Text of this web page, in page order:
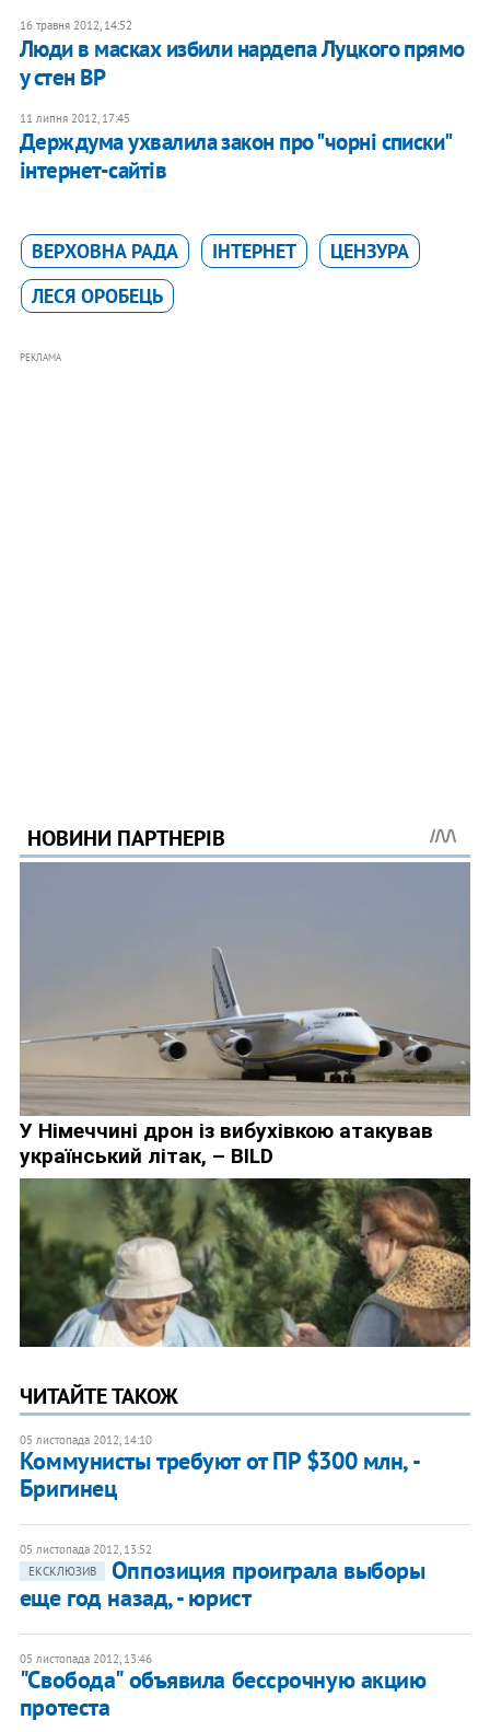
16 травня 2012, 14:52
Люди в масках избили нардепа Луцкого прямо
у стен ВР
11 липня 2012, 17:45
Держдума ухвалила закон про "чорні списки"
інтернет-сайтів
ВЕРХОВНА РАДА ІНТЕРНЕТ
ЦЕНЗУРА
ЛЕСЯ ОРОБЕЦЬ
РЕКЛАМА
ЧИТАЙТЕ ТАКОЖ
05 листопада 2012, 14:10
Коммунисты требуют от ПР $300 млн, -
Бригинец
05 листопада 2012, 13:52
ЕКСКЛЮЗИВ
Оппозиция проиграла выборы
еще год назад, - юрист
05 листопада 2012, 13:46
"Свобода" объявила бессрочную акцию
протеста